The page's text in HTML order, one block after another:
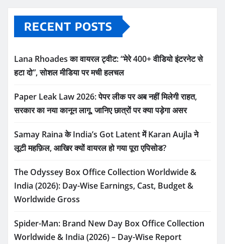
RECENT POSTS
Lana Rhoades का वायरल ट्वीट: “मेरे 400+ वीडियो इंटरनेट से
हटा दो”, सोशल मीडिया पर मची हलचल
Paper Leak Law 2026: पेपर लीक पर अब नहीं मिलेगी राहत,
सरकार का नया कानून लागू, जानिए छात्रों पर क्या पड़ेगा असर
Samay Raina के India’s Got Latent में Karan Aujla ने
लूटी महफ़िल, आखिर क्यों वायरल हो गया पूरा एपिसोड?
The Odyssey Box Office Collection Worldwide &
India (2026): Day-Wise Earnings, Cast, Budget &
Worldwide Gross
Spider-Man: Brand New Day Box Office Collection
Worldwide & India (2026) – Day-Wise Report